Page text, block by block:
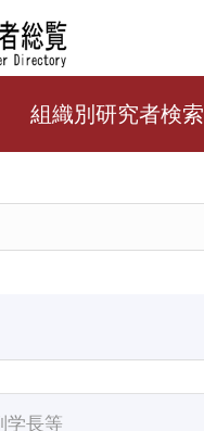
組織別研究者検索
学長等